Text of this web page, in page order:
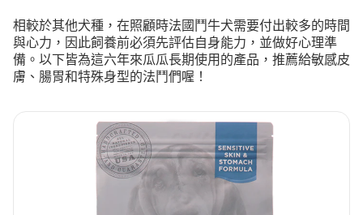
相較於其他犬種，在照顧時法國鬥牛犬需要付出較多的時間
與心力，因此飼養前必須先評估自身能力，並做好心理準
備。以下皆為這六年來瓜瓜長期使用的產品，推薦給敏感皮
膚、腸胃和特殊身型的法鬥們喔！